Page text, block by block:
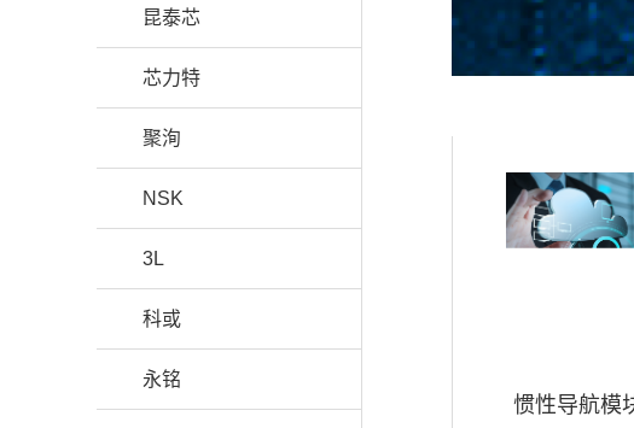
昆泰芯
芯力特
聚洵
NSK
3L
科或
永铭
惯性导航模